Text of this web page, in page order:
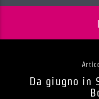
Da giugno in